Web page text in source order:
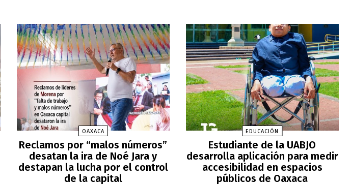
OAXACA
Reclamos por “malos números”
desatan la ira de Noé Jara y
destapan la lucha por el control
de la capital
EDUCACIÓN
Estudiante de la UABJO
desarrolla aplicación para medir
accesibilidad en espacios
públicos de Oaxaca